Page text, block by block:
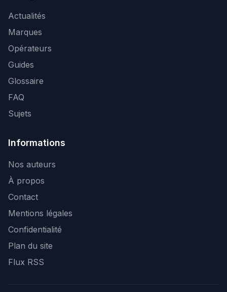
Actualités
Marques
Opérateurs
Guides
Glossaire
FAQ
Sujets
Informations
Nos auteurs
À propos
Contact
Mentions légales
Confidentialité
Plan du site
Flux RSS